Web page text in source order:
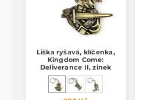
Liška ryšavá, klíčenka,
Kingdom Come:
Deliverance II, zinek